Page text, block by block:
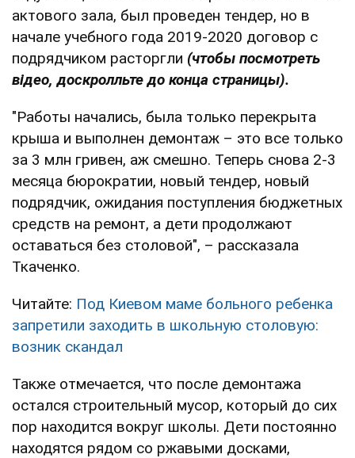
актового зала, был проведен тендер, но в
начале учебного года 2019-2020 договор с
подрядчиком расторгли (чтобы посмотреть
відео, доскролльте до конца страницы).
"Работы начались, была только перекрыта
крыша и выполнен демонтаж – это все только
за 3 млн гривен, аж смешно. Теперь снова 2-3
месяца бюрократии, новый тендер, новый
подрядчик, ожидания поступления бюджетных
средств на ремонт, а дети продолжают
оставаться без столовой", – рассказала
Ткаченко.
Читайте: Под Киевом маме больного ребенка
запретили заходить в школьную столовую:
возник скандал
Также отмечается, что после демонтажа
остался строительный мусор, который до сих
пор находится вокруг школы. Дети постоянно
находятся рядом со ржавыми досками,